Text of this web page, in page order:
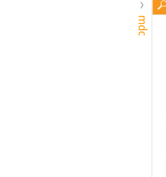
mdc